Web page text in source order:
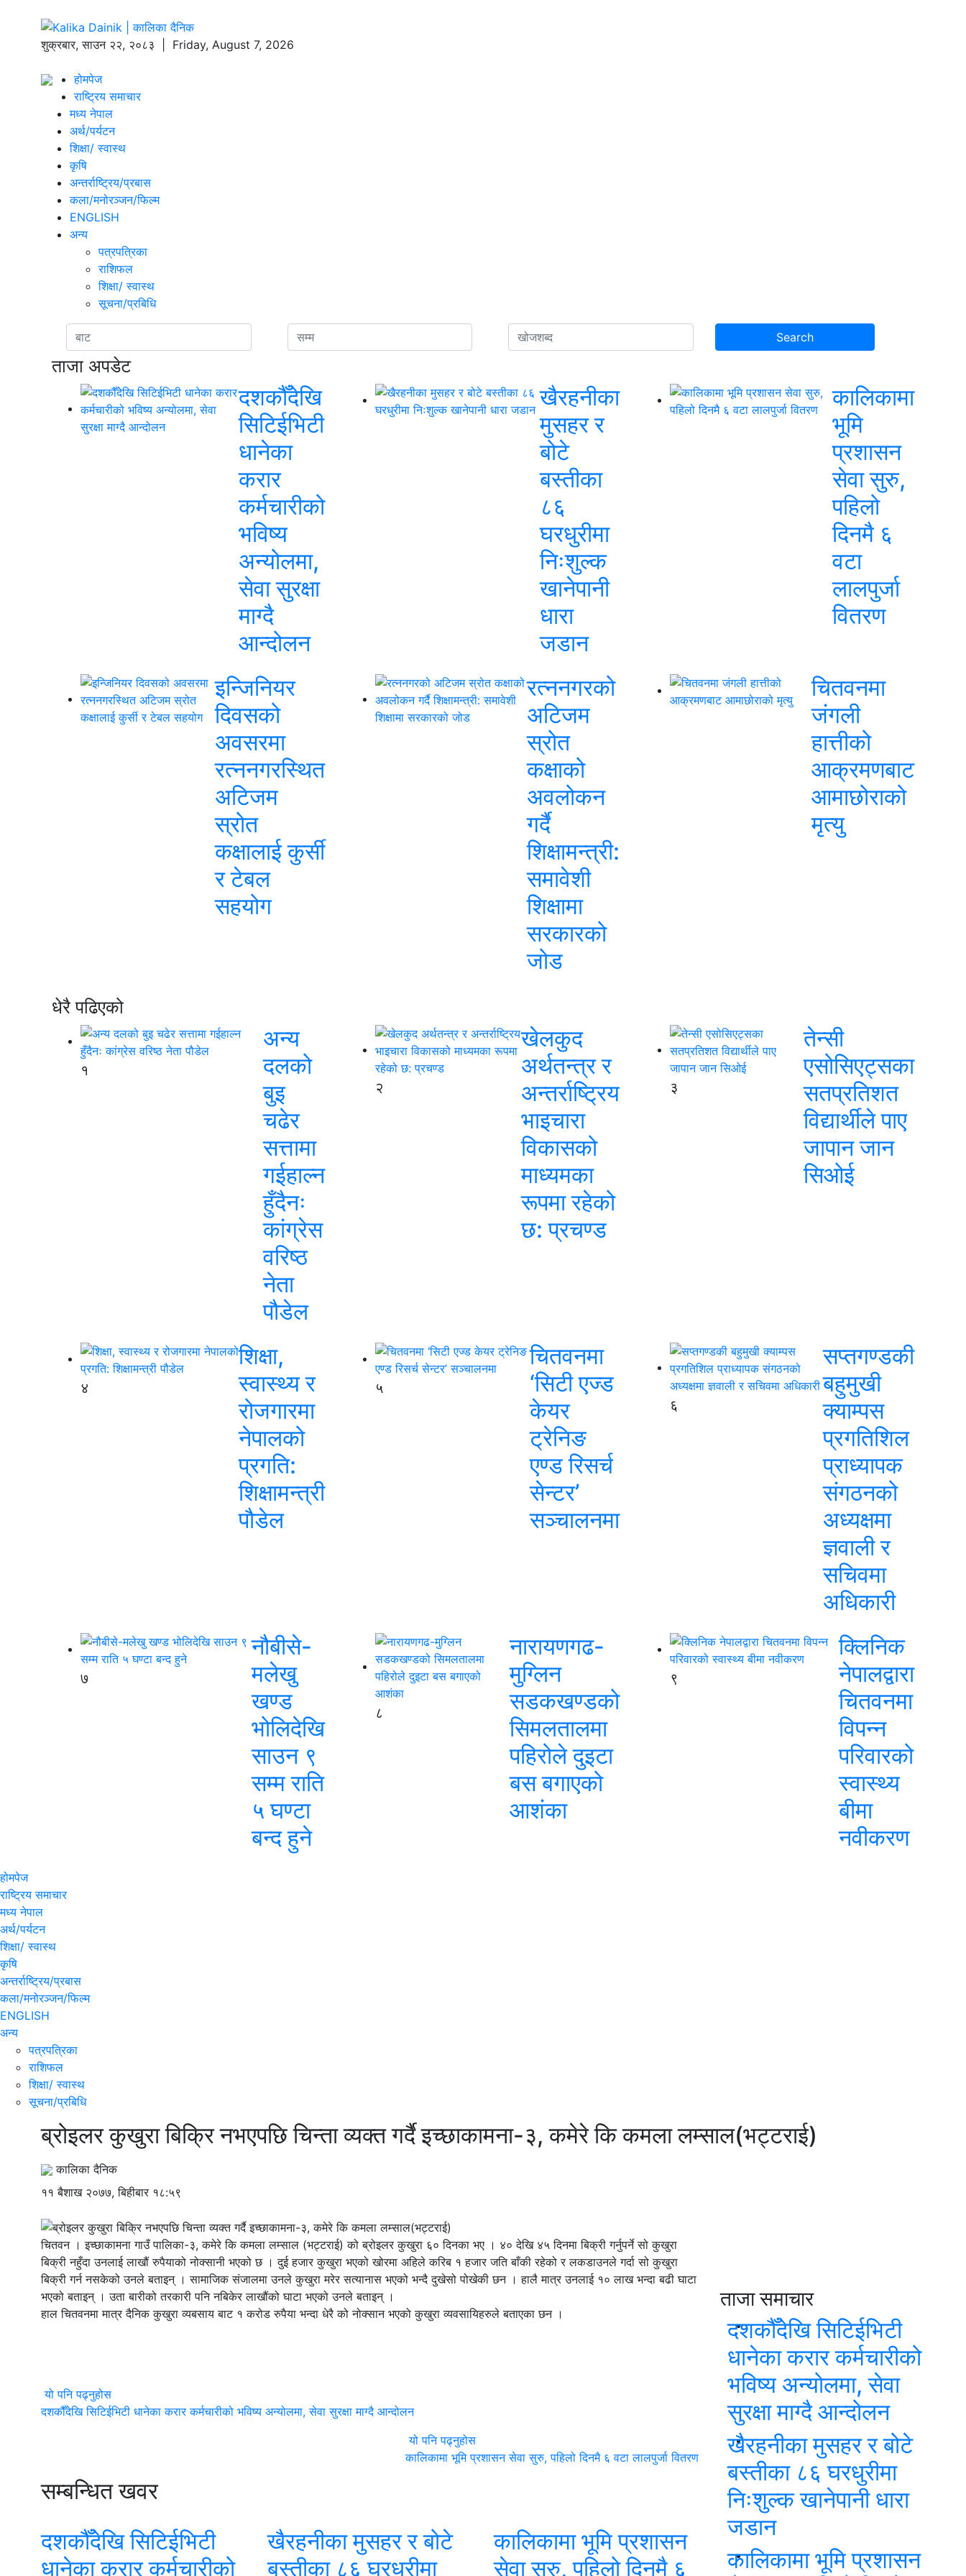
शुक्रबार,साउन २२, २०८३ | Friday, August 7, 2026
होमपेज
राष्ट्रिय समाचार
मध्य नेपाल
अर्थ/पर्यटन
शिक्षा/ स्वास्थ
कृषि
अन्तर्राष्ट्रिय/प्रबास
कला/मनोरञ्जन/फिल्म
ENGLISH
अन्य
पत्रपत्रिका
राशिफल
शिक्षा/ स्वास्थ
सूचना/प्रबिधि
ताजा अपडेट
दशकौँदेखि
सिटिईभिटी
धानेका
करार
कर्मचारीको
भविष्य
अन्योलमा,
सेवा सुरक्षा
माग्दै
आन्दोलन
खैरहनीका
मुसहर र
बोटे
बस्तीका
८६
घरधुरीमा
निःशुल्क
खानेपानी
धारा
जडान
कालिकामा
भूमि
प्रशासन
सेवा सुरु,
पहिलो
दिनमै ६
वटा
लालपुर्जा
वितरण
इन्जिनियर
दिवसको
अवसरमा
रत्ननगरस्थित
अटिजम
स्रोत
कक्षालाई कुर्सी
र टेबल
सहयोग
रत्ननगरको
अटिजम
स्रोत
कक्षाको
अवलोकन
गर्दै
शिक्षामन्त्री:
समावेशी
शिक्षामा
सरकारको
जोड
चितवनमा
जंगली
हात्तीको
आक्रमणबाट
आमाछोराको
मृत्यु
धेरै पढिएको
१
अन्य
दलको
बुइ
चढेर
सत्तामा
गईहाल्न
हुँदैनः
कांग्रेस
वरिष्ठ
नेता
पौडेल
२
खेलकुद
अर्थतन्त्र र
अन्तर्राष्ट्रिय
भाइचारा
विकासको
माध्यमका
रूपमा रहेको
छ: प्रचण्ड
३
तेन्सी
एसोसिएट्सका
सतप्रतिशत
विद्यार्थीले पाए
जापान जान
सिओई
४
शिक्षा,
स्वास्थ्य र
रोजगारमा
नेपालको
प्रगति:
शिक्षामन्त्री
पौडेल
५
चितवनमा
‘सिटी एज्ड
केयर
ट्रेनिङ
एण्ड रिसर्च
सेन्टर’
सञ्चालनमा
६
सप्तगण्डकी
बहुमुखी
क्याम्पस
प्रगतिशिल
प्राध्यापक
संगठनको
अध्यक्षमा
ज्ञवाली र
सचिवमा
अधिकारी
७
नौबीसे-
मलेखु
खण्ड
भोलिदेखि
साउन ९
सम्म राति
५ घण्टा
बन्द हुने
८
नारायणगढ-
मुग्लिन
सडकखण्डको
सिमलतालमा
पहिरोले दुइटा
बस बगाएको
आशंका
९
क्लिनिक
नेपालद्वारा
चितवनमा
विपन्न
परिवारको
स्वास्थ्य
बीमा
नवीकरण
होमपेज
राष्ट्रिय समाचार
मध्य नेपाल
अर्थ/पर्यटन
शिक्षा/ स्वास्थ
कृषि
अन्तर्राष्ट्रिय/प्रबास
कला/मनोरञ्जन/फिल्म
ENGLISH
अन्य
पत्रपत्रिका
राशिफल
शिक्षा/ स्वास्थ
सूचना/प्रबिधि
ब्रोइलर कुखुरा बिक्रि नभएपछि चिन्ता व्यक्त गर्दै इच्छाकामना-३, कमेरे कि कमला लम्साल(भट्टराई)
कालिका दैनिक
११ बैशाख २०७७, बिहीबार १८:५९
चितवन । इच्छाकामना गाउँ पालिका-३, कमेरे कि कमला लम्साल (भट्टराई) को ब्रोइलर कुखुरा ६० दिनका भए । ४० देखि ४५ दिनमा बिक्री गर्नुपर्ने सो कुखुरा
बिक्री नहुँदा उनलाई लाखौं रुपैयाको नोक्सानी भएको छ । दुई हजार कुखुरा भएको खोरमा अहिले करिब १ हजार जति बाँकी रहेको र लकडाउनले गर्दा सो कुखुरा
बिक्री गर्न नसकेको उनले बताइन् । सामाजिक संजालमा उनले कुखुरा मरेर सत्यानास भएको भन्दै दुखेसो पोखेकी छन । हालै मात्र उनलाई १० लाख भन्दा बढी घाटा
भएको बताइन् । उता बारीको तरकारी पनि नबिकेर लाखौंको घाटा भएको उनले बताइन् ।
हाल चितवनमा मात्र दैनिक कुखुरा व्यबसाय बाट १ करोड रुपैया भन्दा धेरै को नोक्सान भएको कुखुरा व्यवसायिहरुले बताएका छन ।
यो पनि पढ्नुहोस
दशकौँदेखि सिटिईभिटी धानेका करार कर्मचारीको भविष्य अन्योलमा, सेवा सुरक्षा माग्दै आन्दोलन
यो पनि पढ्नुहोस
कालिकामा भूमि प्रशासन सेवा सुरु, पहिलो दिनमै ६ वटा लालपुर्जा वितरण
सम्बन्धित खवर
दशकौँदेखि सिटिईभिटी
धानेका करार कर्मचारीको
खैरहनीका मुसहर र बोटे
बस्तीका ८६ घरधुरीमा
कालिकामा भूमि प्रशासन
सेवा सुरु, पहिलो दिनमै ६
ताजा समाचार
दशकौँदेखि सिटिईभिटी
धानेका करार कर्मचारीको
भविष्य अन्योलमा, सेवा
सुरक्षा माग्दै आन्दोलन
खैरहनीका मुसहर र बोटे
बस्तीका ८६ घरधुरीमा
निःशुल्क खानेपानी धारा
जडान
कालिकामा भूमि प्रशासन